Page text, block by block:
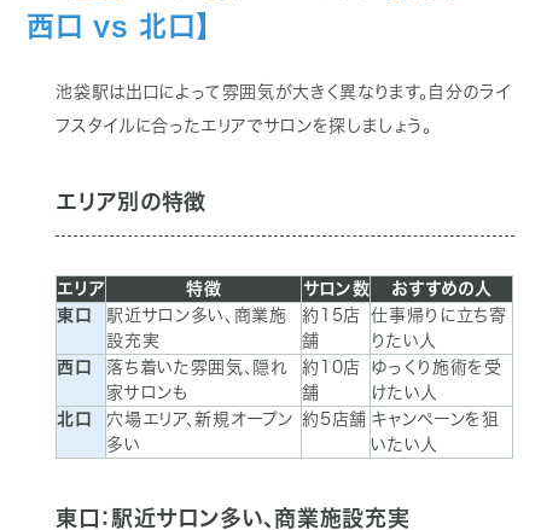
西口 vs 北口】
池袋駅は出口によって雰囲気が大きく異なります。自分のライ
フスタイルに合ったエリアでサロンを探しましょう。
エリア別の特徴
エリア 特徴 サロン数
おすすめの人
東口
駅近サロン多い、商業施
設充実
約15店
舗
仕事帰りに立ち寄
りたい人
西口
落ち着いた雰囲気、隠れ
家サロンも
約10店
舗
ゆっくり施術を受
けたい人
北口
穴場エリア、新規オープン
多い
約5店舗 キャンペーンを狙
いたい人
東口：駅近サロン多い、商業施設充実